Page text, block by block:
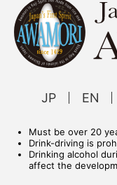
JP EN
Must be over 20
Drink-driving is
Drinking alcohol
affect the